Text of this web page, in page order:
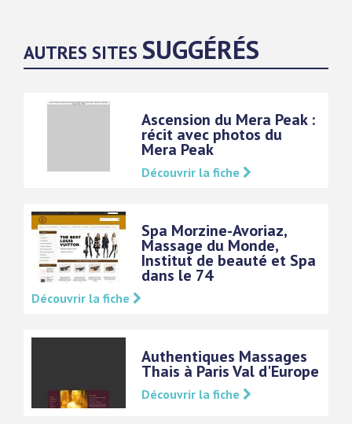
AUTRES SITES SUGGÉRÉS
Ascension du Mera Peak :
récit avec photos du
Mera Peak
Découvrir la fiche
Spa Morzine-Avoriaz,
Massage du Monde,
Institut de beauté et Spa
dans le 74
Découvrir la fiche
Authentiques Massages
Thais à Paris Val d'Europe
Découvrir la fiche